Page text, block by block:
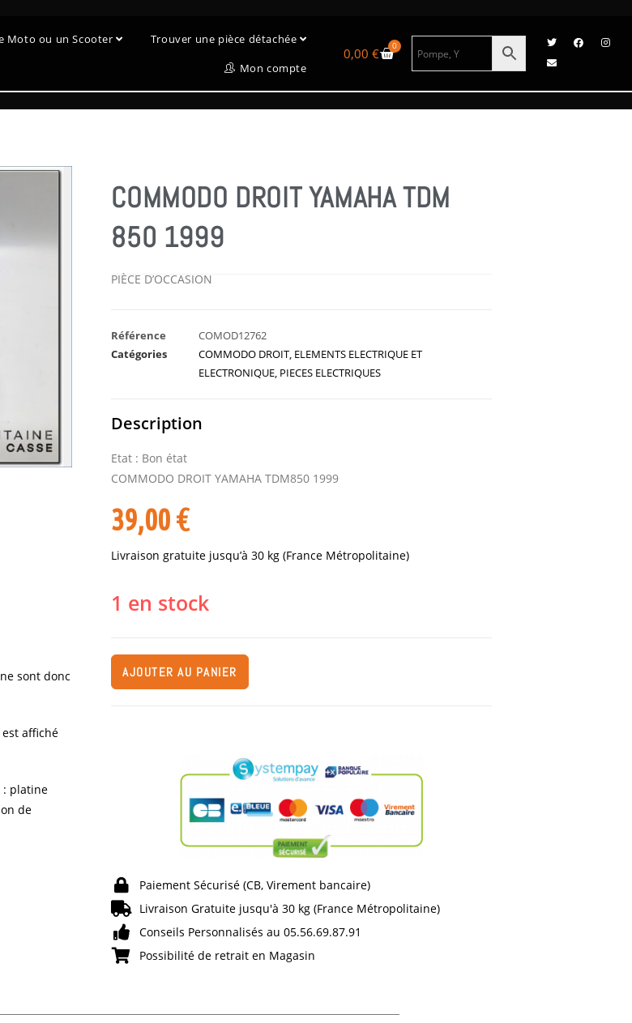
Moto ou un Scooter
Trouver une pièce détachée
Mon compte
0,00 € 0
sont donc
est affiché
: platine
de
COMMODO DROIT YAMAHA TDM
850 1999
PIÈCE D’OCCASION
Référence
COMOD12762
Catégories
COMMODO DROIT, ELEMENTS ELECTRIQUE ET
ELECTRONIQUE, PIECES ELECTRIQUES
Description
Etat : Bon état
COMMODO DROIT YAMAHA TDM850 1999
39,00€
Livraison gratuite jusqu’à 30 kg (France Métropolitaine)
1 en stock
AJOUTER AU PANIER
Paiement Sécurisé (CB, Virement bancaire)
Livraison Gratuite jusqu'à 30 kg (France Métropolitaine)
Conseils Personnalisés au 05.56.69.87.91
Possibilité de retrait en Magasin